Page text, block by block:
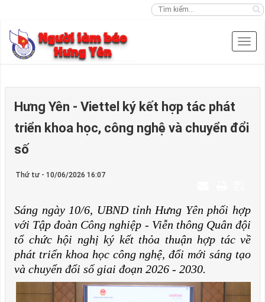
Hưng Yên - Viettel ký kết hợp tác phát
triển khoa học, công nghệ và chuyển đổi
số
Thứ tư - 10/06/2026 16:07
Sáng ngày 10/6, UBND tỉnh Hưng Yên phối hợp
với Tập đoàn Công nghiệp - Viễn thông Quân đội
tổ chức hội nghị ký kết thỏa thuận hợp tác về
phát triển khoa học công nghệ, đổi mới sáng tạo
và chuyển đổi số giai đoạn 2026 - 2030.